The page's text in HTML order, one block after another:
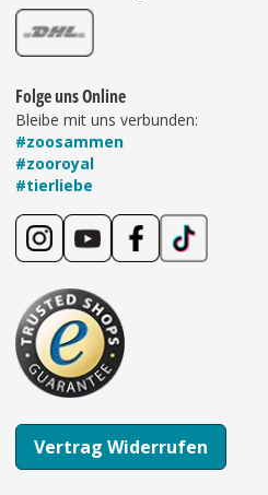
Folge uns Online
Bleibe mit uns verbunden:
#zoosammen
#zooroyal
#tierliebe
Vertrag Widerrufen